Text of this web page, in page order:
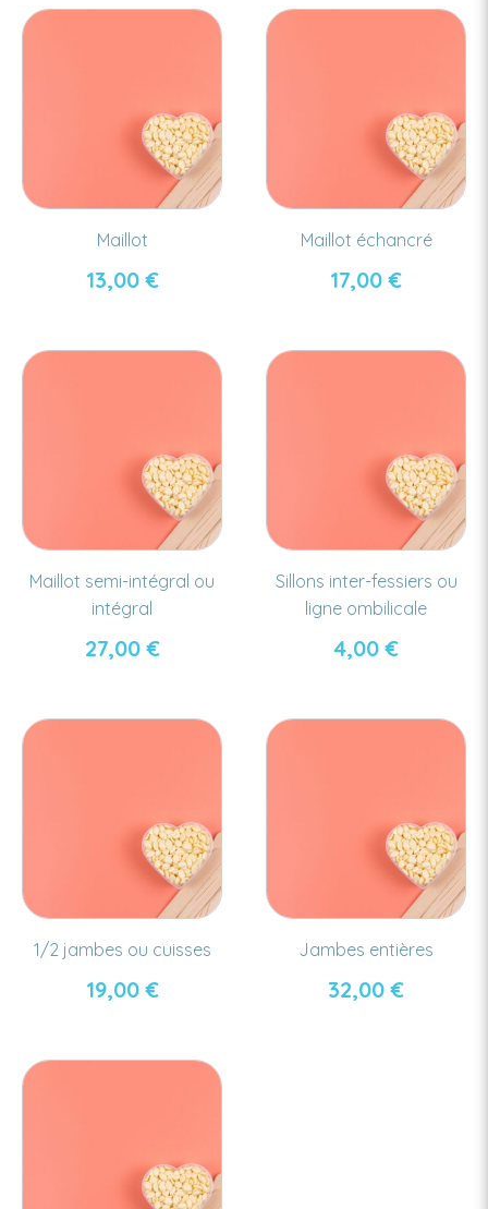
Maillot
13,00€
Maillot échancré
17,00€
Maillot semi-intégral ou
intégral
27,00€
Sillons inter-fessiers ou
ligne ombilicale
4,00€
1/2 jambes ou cuisses
19,00€
Jambes entières
32,00€